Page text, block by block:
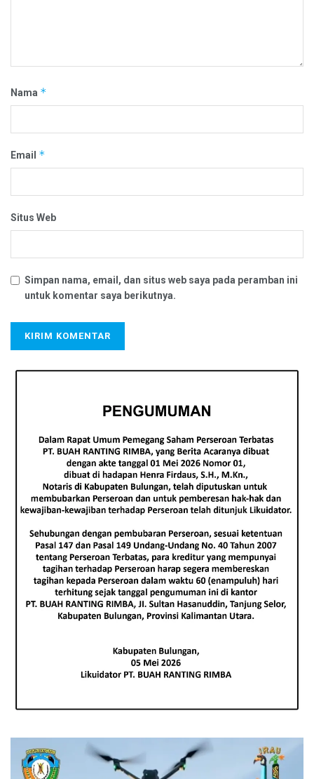
Nama *
Email *
Situs Web
Simpan nama, email, dan situs web saya pada peramban ini
untuk komentar saya berikutnya.